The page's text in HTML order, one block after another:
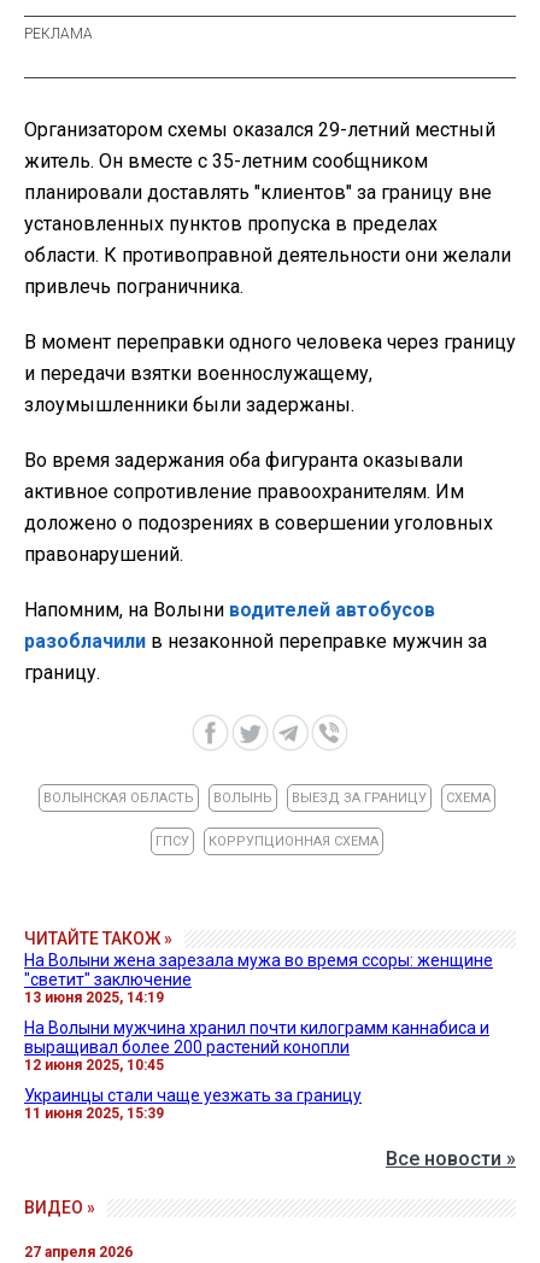
Организатором схемы оказался 29-летний местный
житель. Он вместе с 35-летним сообщником
планировали доставлять "клиентов" за границу вне
установленных пунктов пропуска в пределах
области. К противоправной деятельности они желали
привлечь пограничника.
В момент переправки одного человека через границу
и передачи взятки военнослужащему,
злоумышленники были задержаны.
Во время задержания оба фигуранта оказывали
активное сопротивление правоохранителям. Им
доложено о подозрениях в совершении уголовных
правонарушений.
Напомним, на Волыни водителей автобусов
разоблачили в незаконной переправке мужчин за
границу.
ВОЛЫНСКАЯ ОБЛАСТЬ ВОЛЫНЬ ВЫЕЗД ЗА ГРАНИЦУ СХЕМА
ГПСУ КОРРУПЦИОННАЯ СХЕМА
ЧИТАЙТЕ ТАКОЖ »
На Волыни жена зарезала мужа во время ссоры: женщине
"светит" заключение
13 июня 2025, 14:19
На Волыни мужчина хранил почти килограмм каннабиса и
выращивал более 200 растений конопли
12 июня 2025, 10:45
Украинцы стали чаще уезжать за границу
11 июня 2025, 15:39
Все новости »
ВИДЕО »
27 апреля 2026